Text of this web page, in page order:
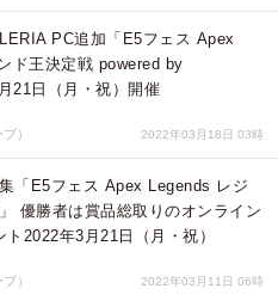
PC追加「E5フェス Apex
ド王決定戦 powered by
21日（月・祝）開催
） 2022年03月18日 03時
「E5フェス Apex Legends レジ
優勝者は賞品総取りのオンライン
2022年3月21日（月・祝）
） 2022年03月11日 06時